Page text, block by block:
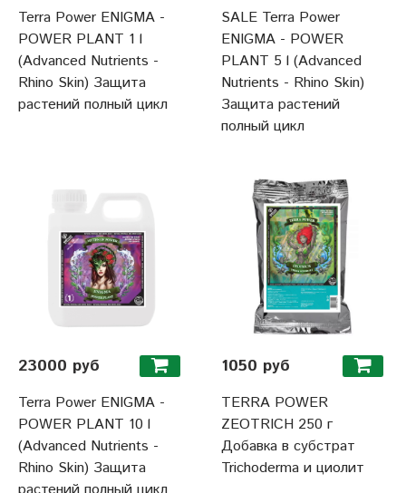
Terra Power ENIGMA -
POWER PLANT 1 l
(Advanced Nutrients -
Rhino Skin) Защита
растений полный цикл
SALE Terra Power
ENIGMA - POWER
PLANT 5 l (Advanced
Nutrients - Rhino Skin)
Защита растений
полный цикл
23000 руб
Terra Power ENIGMA -
POWER PLANT 10 l
(Advanced Nutrients -
Rhino Skin) Защита
1050 руб
TERRA POWER
ZEOTRICH 250 г
Добавка в субстрат
Trichoderma и циолит